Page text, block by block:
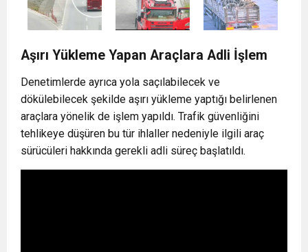
Aşırı Yükleme Yapan Araçlara Adli İşlem
Denetimlerde ayrıca yola saçılabilecek ve
dökülebilecek şekilde aşırı yükleme yaptığı belirlenen
araçlara yönelik de işlem yapıldı. Trafik güvenliğini
tehlikeye düşüren bu tür ihlaller nedeniyle ilgili araç
sürücüleri hakkında gerekli adli süreç başlatıldı.